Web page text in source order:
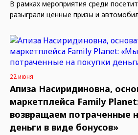
В рамках мероприятия среди
разыграли ценные призы и
22 июня
Апиза Насиридиновна,
маркетплейса Family
возвращаем потраченные
деньги в виде бонусов»